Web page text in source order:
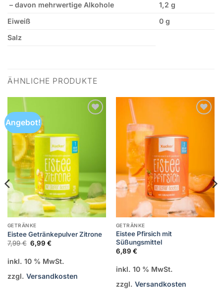
– davon mehrwertige Alkohole
1,2 g
Eiweiß
0 g
Salz
ÄHNLICHE PRODUKTE
Angebot!
hinzufügen
GETRÄNKE
Eistee Getränkepulver Zitrone
7,99€ Ursprünglicher
Preis
7,99 €
6,99 €Aktueller
6,99 €.
inkl. 10 % MwSt.
zzgl. Versandkosten
hinzufügen
GETRÄNKE
Eistee Pfirsich mit
Süßungsmittel
6,89 €
inkl. 10 % MwSt.
zzgl. Versandkosten